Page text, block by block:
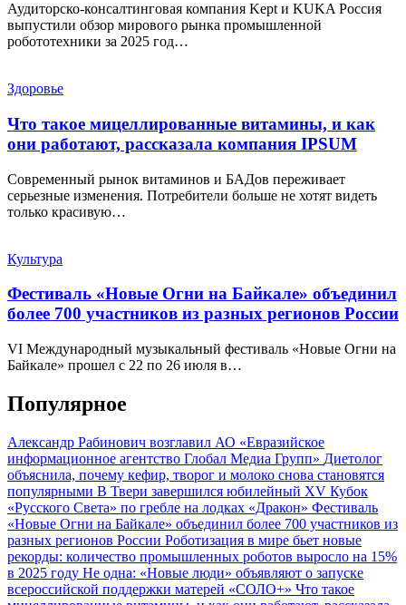
Аудиторско-консалтинговая компания Kept и KUKA Россия
выпустили обзор мирового рынка промышленной
робототехники за 2025 год…
Здоровье
Что такое мицеллированные витамины, и как
они работают, рассказала компания IPSUM
Современный рынок витаминов и БАДов переживает
серьезные изменения. Потребители больше не хотят видеть
только красивую…
Культура
Фестиваль «Новые Огни на Байкале» объединил
более 700 участников из разных регионов России
VI Международный музыкальный фестиваль «Новые Огни на
Байкале» прошел с 22 по 26 июля в…
Популярное
Александр Рабинович возглавил АО «Евразийское
информационное агентство Глобал Медиа Групп» Диетолог
объяснила, почему кефир, творог и молоко снова становятся
популярными В Твери завершился юбилейный XV Кубок
«Русского Света» по гребле на лодках «Дракон» Фестиваль
«Новые Огни на Байкале» объединил более 700 участников из
разных регионов России Роботизация в мире бьет новые
рекорды: количество промышленных роботов выросло на 15%
в 2025 году Не одна: «Новые люди» объявляют о запуске
всероссийской поддержки матерей «СОЛО+» Что такое